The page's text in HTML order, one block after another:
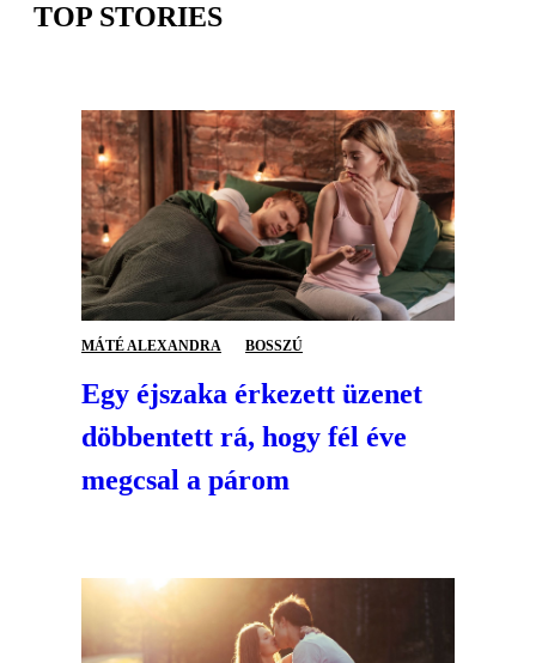
TOP STORIES
MÁTÉ ALEXANDRA BOSSZÚ
Egy éjszaka érkezett üzenet
döbbentett rá, hogy fél éve
megcsal a párom